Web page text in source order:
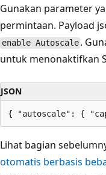
Gunakan parameter
permintaan. Payload
enable Autoscale .
untuk menonaktifkan
JSON
Lihat bagian
otomatis berbasis